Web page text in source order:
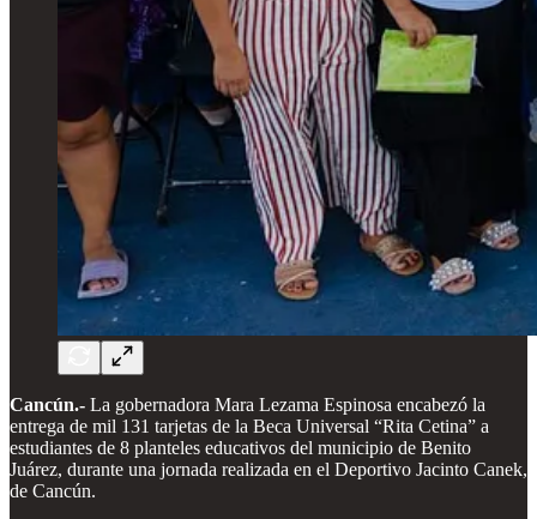
Cancún.- La gobernadora Mara Lezama Espinosa encabezó la
entrega de mil 131 tarjetas de la Beca Universal “Rita Cetina” a
estudiantes de 8 planteles educativos del municipio de Benito
Juárez, durante una jornada realizada en el Deportivo Jacinto Canek,
de Cancún.